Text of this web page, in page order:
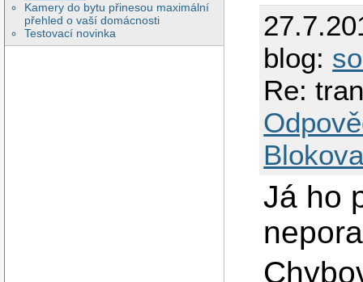
Kamery do bytu přinesou maximální
přehled o vaší domácnosti
Testovací novinka
blog:
Re:
Já ho